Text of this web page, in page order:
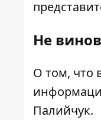
Не
О том, что
Палийчук.